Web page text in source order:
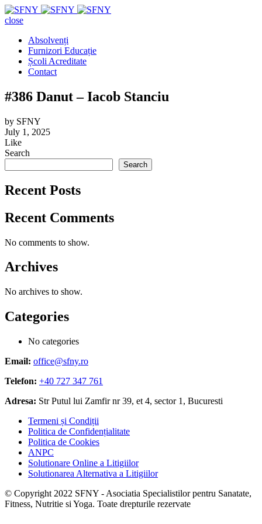
close
Absolvenți
Furnizori Educație
Școli Acreditate
Contact
#386 Danut – Iacob Stanciu
by SFNY
July 1, 2025
Like
Search
Search
Recent Posts
Recent Comments
No comments to show.
Archives
No archives to show.
Categories
No categories
Email: office@sfny.ro
Telefon: +40 727 347 761
Adresa: Str Putul lui Zamfir nr 39, et 4, sector 1, Bucuresti
Termeni și Condiții
Politica de Confidențialitate
Politica de Cookies
ANPC
Solutionare Online a Litigiilor
Solutionarea Alternativa a Litigiilor
© Copyright 2022 SFNY - Asociatia Specialistilor pentru Sanatate,
Fitness, Nutritie si Yoga. Toate drepturile rezervate